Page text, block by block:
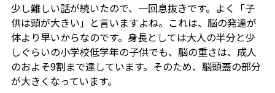
少し難しい話が続いたので、一回息抜きです。よく「子
供は頭が大きい」と言いますよね。これは、脳の発達が
体より早いからなのです。身長としては大人の半分と少
しぐらいの小学校低学年の子供でも、脳の重さは、成人
のおよそ9割まで達しています。そのため、脳頭蓋の部分
が大きくなっています。